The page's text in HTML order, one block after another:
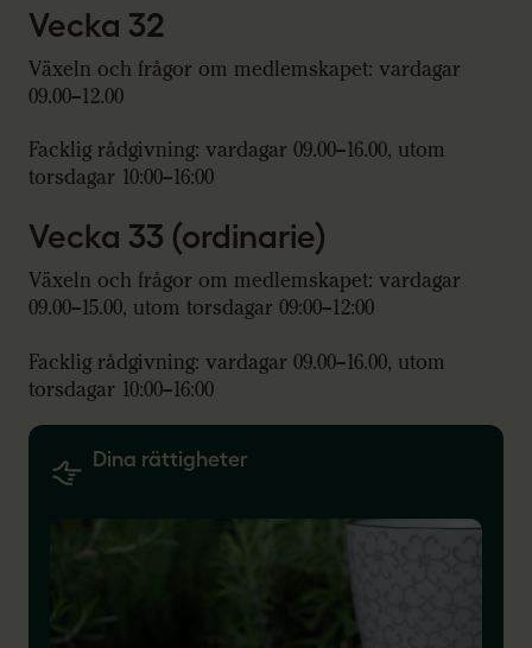
Vecka 32
Växeln och frågor om medlemskapet: vardagar
09.00–12.00
Facklig rådgivning: vardagar 09.00–16.00, utom
torsdagar 10:00–16:00
Vecka 33 (ordinarie)
Växeln och frågor om medlemskapet: vardagar
09.00–15.00, utom torsdagar 09:00–12:00
Facklig rådgivning: vardagar 09.00–16.00, utom
torsdagar 10:00–16:00
Dina rättigheter